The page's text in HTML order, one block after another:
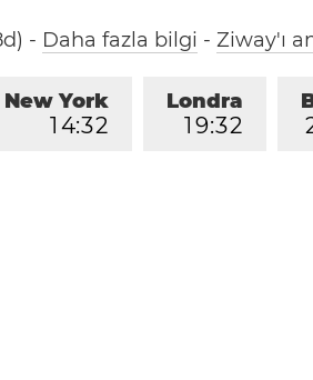
- Daha fazla bilgi - Ziway'ı
Londra
1 9:32
New York
1 4:32